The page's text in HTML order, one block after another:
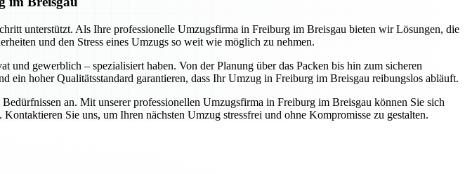
unterstützt. Als Ihre professionelle Umzugsfirma in Freiburg im Breisgau bieten wir Lösungen, die
und den Stress eines Umzugs so weit wie möglich zu nehmen.
gewerblich – spezialisiert haben. Von der Planung über das Packen bis hin zum sicheren
hoher Qualitätsstandard garantieren, dass Ihr Umzug in Freiburg im Breisgau reibungslos abläuft.
an. Mit unserer professionellen Umzugsfirma in Freiburg im Breisgau können Sie sich
Sie uns, um Ihren nächsten Umzug stressfrei und ohne Kompromisse zu gestalten.